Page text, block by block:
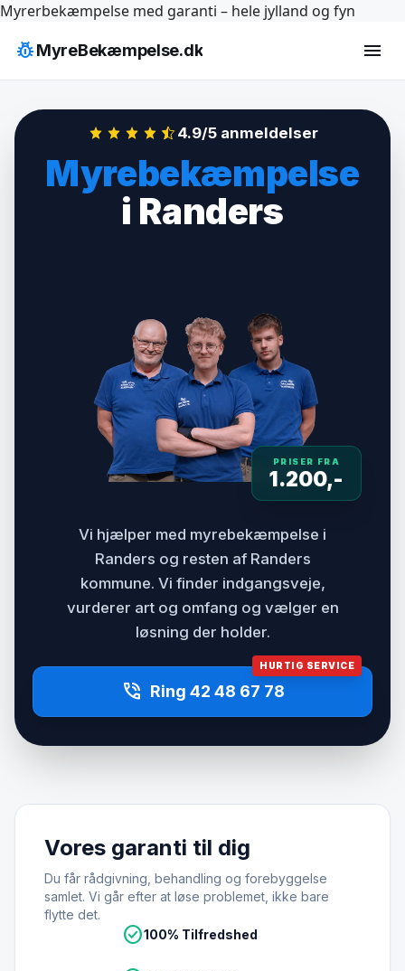
Hop
indhold
Myrerbekæmpelse med garanti – hele jylland og fyn
pest_controlMyreBekæmpelse.dk menu
4.9/5 anmeldelser
Myrebekæmpelse
i Randers
PRISER FRA
1.200,-
Vi hjælper med myrebekæmpelse i
Randers og resten af Randers
kommune. Vi finder indgangsveje,
vurderer art og omfang og vælger en
løsning der holder.
HURTIG SERVICE
phone_in_talk Ring 42 48 67 78
Vores garanti til dig
Du får rådgivning, behandling og forebyggelse
samlet. Vi går efter at løse problemet, ikke bare
flytte det.
check_circle100% Tilfredshed